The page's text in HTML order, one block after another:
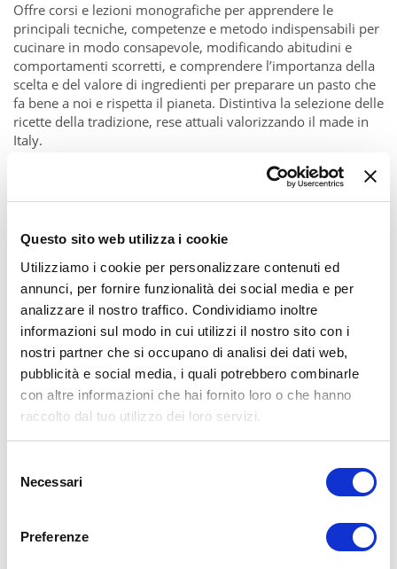
Questo sito web utilizza i cookie
Utilizziamo i cookie per personalizzare contenuti ed
annunci, per fornire funzionalità dei social media e per
analizzare il nostro traffico. Condividiamo inoltre
informazioni sul modo in cui utilizzi il nostro sito con i
nostri partner che si occupano di analisi dei dati web,
pubblicità e social media, i quali potrebbero combinarle
con altre informazioni che hai fornito loro o che hanno
raccolto dal tuo utilizzo dei loro servizi.
delNecessari
Preferenze
Offre corsi e lezioni monografiche per apprendere le
principali tecniche, competenze e metodo indispensabili per
cucinare in modo consapevole, modificando abitudini e
comportamenti scorretti, e comprendere l’importanza della
scelta e del valore di ingredienti per preparare un pasto che
fa bene a noi e rispetta il pianeta. Distintiva la selezione delle
ricette della tradizione, rese attuali valorizzando il made in
Italy.